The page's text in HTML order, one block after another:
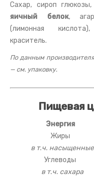
Сахар, сироп
яичный белок,
(лимонная
краситель.
По данным
— см. упаковку.
Пищевая
Энергия
Жиры
в т.ч. насыщенные
Углеводы
в т.ч. сахара